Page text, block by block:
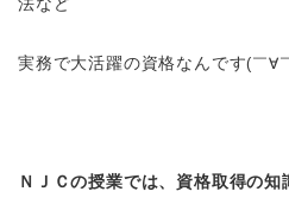
実務で大活躍の資格なんです(￣∀
ＮＪＣの授業では、資格取得の知